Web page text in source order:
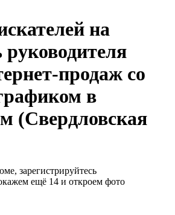
на
продаж со
в
(Свердловская
зарегистрируйтесь
ещё 14 и откроем фото